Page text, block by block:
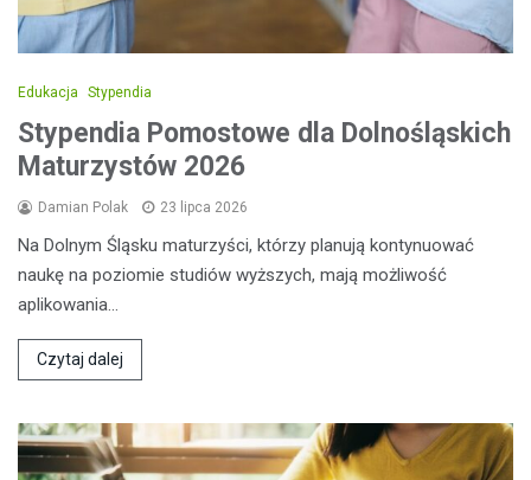
Edukacja Stypendia
Stypendia Pomostowe dla Dolnośląskich
Maturzystów 2026
Damian Polak 23 lipca 2026
Na Dolnym Śląsku maturzyści, którzy planują kontynuować
naukę na poziomie studiów wyższych, mają możliwość
aplikowania…
Czytaj dalej